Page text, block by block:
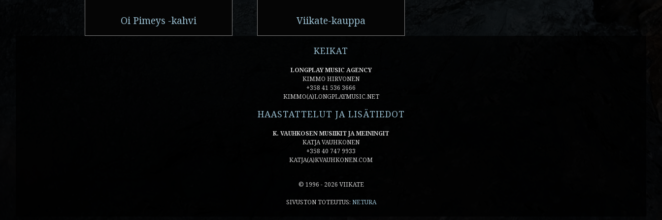
Oi Pimeys -kahvi Viikate-kauppa
KEIKAT
LONGPLAY MUSIC AGENCY
KIMMO HIRVONEN
+358 41 536 3666
KIMMO(A)LONGPLAYMUSIC.NET
HAASTATTELUT JA LISÄTIEDOT
K. VAUHKOSEN MUSIIKIT JA MEININGIT
KATJA VAUHKONEN
+358 40 747 9933
KATJA(A)KVAUHKONEN.COM
© 1996 - 2026 VIIKATE
SIVUSTON TOTEUTUS: NETURA